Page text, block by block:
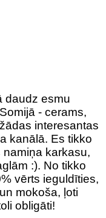
daudz esmu
- cerams,
interesantas
kanālā. Es tikko
karkasu,
:). No tikko
vērts ieguldīties,
mokoša, ļoti
obligāti!